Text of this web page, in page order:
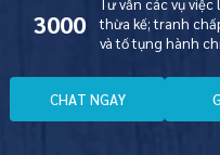
3000
thừa kế; tranh
và tố tụng hành
CHAT NGAY G